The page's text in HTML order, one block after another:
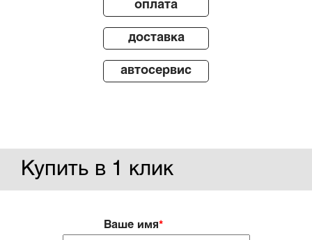
оплата
доставка
автосервис
Купить в 1 клик
Ваше имя*